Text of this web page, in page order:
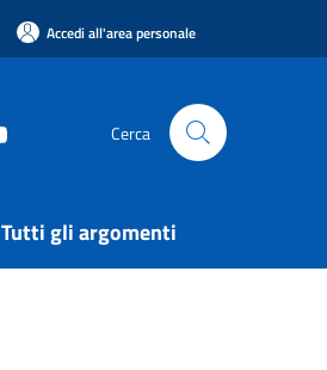
Accedi all'area personale
Cerca
Tutti gli argomenti